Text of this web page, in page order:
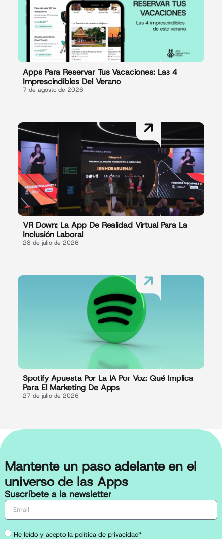
Apps Para Reservar Tus Vacaciones: Las 4
Imprescindibles Del Verano
7 de agosto de 2026
VR Down: La App De Realidad Virtual Para La
Inclusión Laboral
28 de julio de 2026
Spotify Apuesta Por La IA Por Voz: Qué Implica
Para El Marketing De Apps
27 de julio de 2026
Mantente un paso adelante en el
universo de las Apps
Suscríbete a la newsletter
He leído y acepto la política de privacidad*